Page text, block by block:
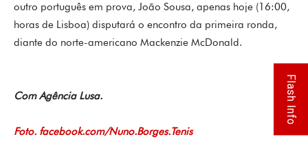
outro português em prova, João Sousa, apenas hoje (16:00,
horas de Lisboa) disputará o encontro da primeira ronda,
diante do norte-americano Mackenzie McDonald.
Com Agência Lusa.
Foto. facebook.com/Nuno.Borges.Tenis
Flash Info